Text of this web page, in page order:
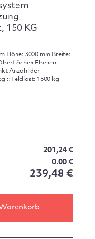
150 KG
Höhe: 3000 mm Breite:
Ebenen:
Anzahl der
:: Feldlast: 1600 kg
201,24 €
0.00 €
239,48 €